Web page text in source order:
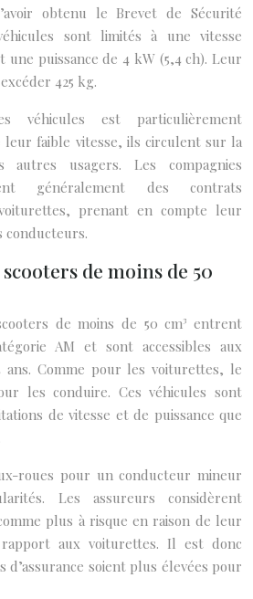
obtenu le Brevet de Sécurité
sont limités à une vitesse
une puissance de 4 kW (5,4 ch). Leur
425 kg.
véhicules est particulièrement
leur faible vitesse, ils circulent sur la
usagers. Les compagnies
généralement des contrats
prenant en compte leur
conducteurs.
de moins de 50
de moins de 50 cm³ entrent
AM et sont accessibles aux
Comme pour les voiturettes, le
les conduire. Ces véhicules sont
de vitesse et de puissance que
roues pour un conducteur mineur
Les assureurs considèrent
plus à risque en raison de leur
aux voiturettes. Il est donc
soient plus élevées pour